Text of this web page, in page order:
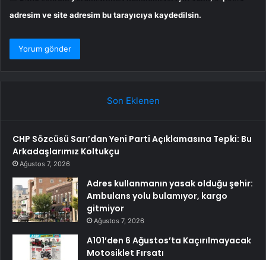
adresim ve site adresim bu tarayıcıya kaydedilsin.
Son Eklenen
CHP Sözcüsü Sarı’dan Yeni Parti Açıklamasına Tepki: Bu
Arkadaşlarımız Koltukçu
Ağustos 7, 2026
Adres kullanmanın yasak olduğu şehir:
Ambulans yolu bulamıyor, kargo
gitmiyor
Ağustos 7, 2026
A101’den 6 Ağustos’ta Kaçırılmayacak
Motosiklet Fırsatı